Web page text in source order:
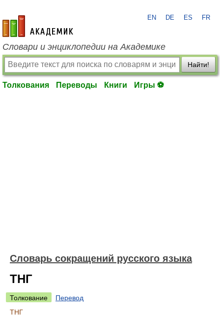
academic.ru
EN DE ES FR
Словари и энциклопедии на Академике
Найти!
Толкования Переводы Книги Игры ⚽
Словарь сокращений русского языка
ТНГ
Толкование
Перевод
ТНГ